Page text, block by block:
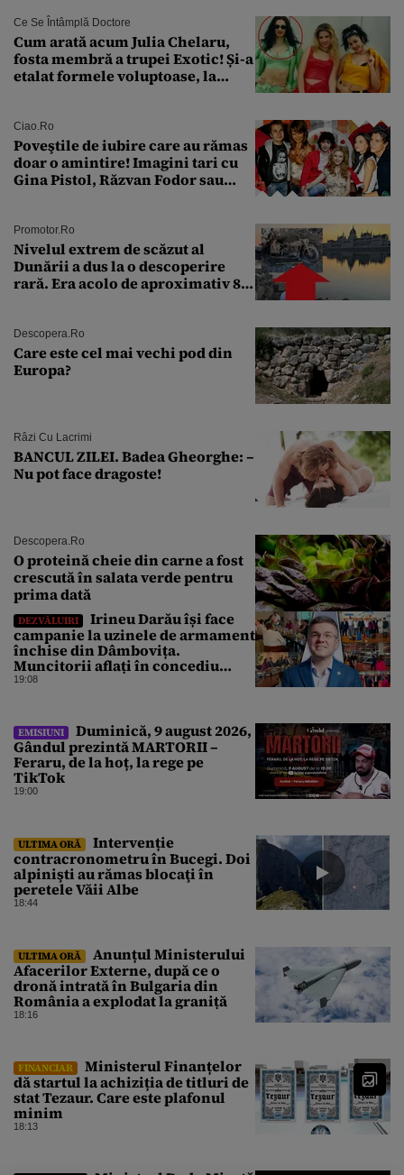
Ce Se Întâmplă Doctore
Cum arată acum Julia Chelaru,
fosta membră a trupei Exotic! Și-a
etalat formele voluptoase, la
Ciao.ro
Poveştile de iubire care au rămas
doar o amintire! Imagini tari cu
Gina Pistol, Răzvan Fodor sau
Promotor.ro
Nivelul extrem de scăzut al
Dunării a dus la o descoperire
rară. Era acolo de aproximativ 80
Descopera.ro
Care este cel mai vechi pod din
Europa?
Râzi Cu Lacrimi
BANCUL ZILEI. Badea Gheorghe: –
Nu pot face dragoste!
Descopera.ro
O proteină cheie din carne a fost
crescută în salata verde pentru
prima dată
DEZVĂLUIRI
Irineu Darău își face
campanie la uzinele de armament
închise din Dâmbovița.
Muncitorii aflați în concediu
forțat din cauza lipsei comenzilor
19:08
EMISIUNI
Duminică, 9 august 2026,
Gândul prezintă MARTORII –
Feraru, de la hoț, la rege pe
TikTok
19:00
ULTIMA ORĂ
Intervenție
contracronometru în Bucegi. Doi
alpinişti au rămas blocaţi în
peretele Văii Albe
18:44
ULTIMA ORĂ
Anunțul Ministerului
Afacerilor Externe, după ce o
dronă intrată în Bulgaria din
România a explodat la graniță
18:16
FINANCIAR
Ministerul Finanțelor
dă startul la achiziția de titluri de
stat Tezaur. Care este plafonul
minim
18:13